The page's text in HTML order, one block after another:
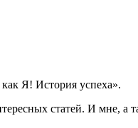
Я! История успеха».
статей. И мне, а